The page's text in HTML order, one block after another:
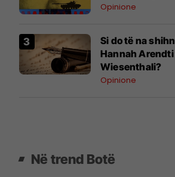
Opinione
Si do të na
Hannah Arendti
Wiesenthali?
Opinione
Në trend Botë